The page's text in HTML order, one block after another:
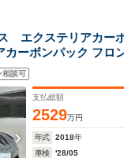
エクステリアカー
カーボンパック フロ
ドアアッパーゴリラ
ル 電動コンフォー
相談可
支払総額
2529万円
年式 2018年
車検
'28/05